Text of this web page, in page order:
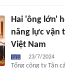
Hai 'ông lớn'
năng lực vận
Việt Nam
23/7/2024
Tổng công ty Tân